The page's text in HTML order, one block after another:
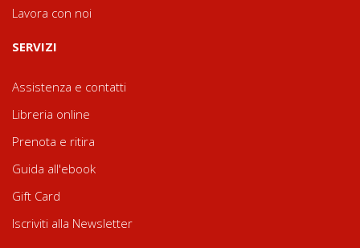
Lavora con noi
SERVIZI
Assistenza e contatti
Libreria online
Prenota e ritira
Guida all'ebook
Gift Card
Iscriviti alla Newsletter